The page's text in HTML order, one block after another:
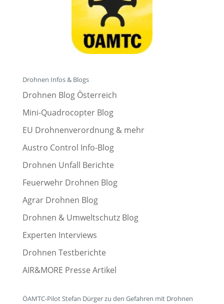
Drohnen Infos & Blogs
Drohnen Blog Österreich
Mini-Quadrocopter Blog
EU Drohnenverordnung & mehr
Austro Control Info-Blog
Drohnen Unfall Berichte
Feuerwehr Drohnen Blog
Agrar Drohnen Blog
Drohnen & Umweltschutz Blog
Experten Interviews
Drohnen Testberichte
AIR&MORE Presse Artikel
ÖAMTC-Pilot Stefan Dürger zu den Gefahren mit Drohnen